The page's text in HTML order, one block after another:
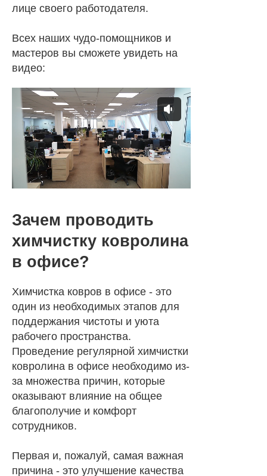
лице своего работодателя.
Всех наших чудо-помощников и
мастеров вы сможете увидеть на
видео:
Зачем проводить
химчистку ковролина
в офисе?
Химчистка ковров в офисе - это
один из необходимых этапов для
поддержания чистоты и уюта
рабочего пространства.
Проведение регулярной химчистки
ковролина в офисе необходимо из-
за множества причин, которые
оказывают влияние на общее
благополучие и комфорт
сотрудников.
Первая и, пожалуй, самая важная
причина - это улучшение качества